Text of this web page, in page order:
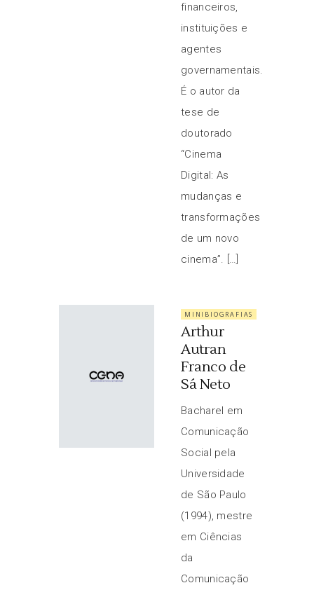
financeiros,
instituições e
agentes
governamentais.
É o autor da
tese de
doutorado
“Cinema
Digital: As
mudanças e
transformações
de um novo
cinema”. […]
MINIBIOGRAFIAS
Arthur
Autran
Franco de
Sá Neto
Bacharel em
Comunicação
Social pela
Universidade
de São Paulo
(1994), mestre
em Ciências
da
Comunicação